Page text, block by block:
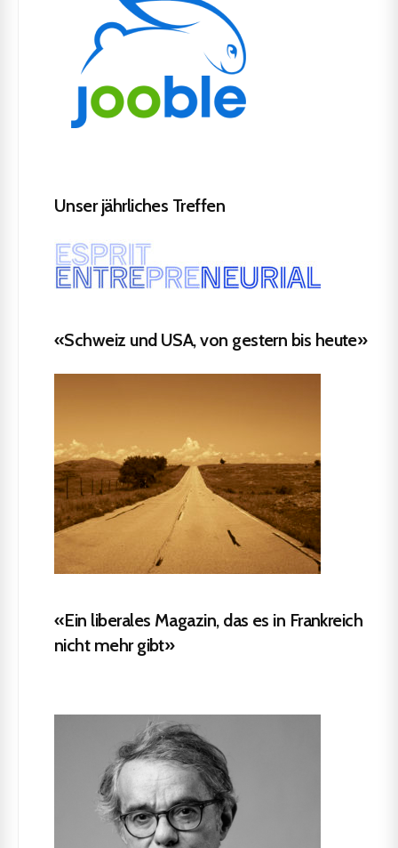
Unser jährliches Treffen
«Schweiz und USA, von gestern bis heute»
«Ein liberales Magazin, das es in Frankreich
nicht mehr gibt»